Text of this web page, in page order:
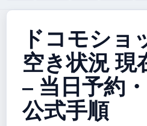
ドコモショ
空き状況 現
– 当日予約
公式手順